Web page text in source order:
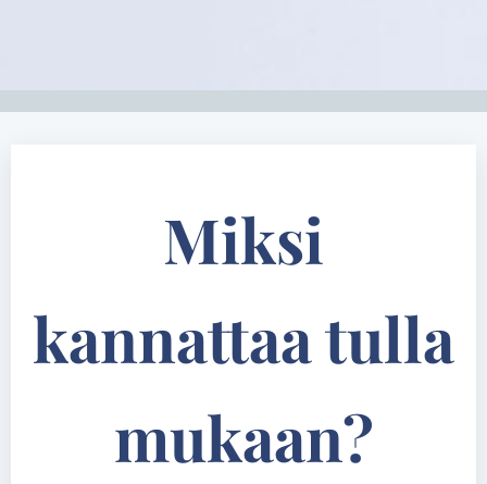
Miksi
kannattaa tulla
mukaan?